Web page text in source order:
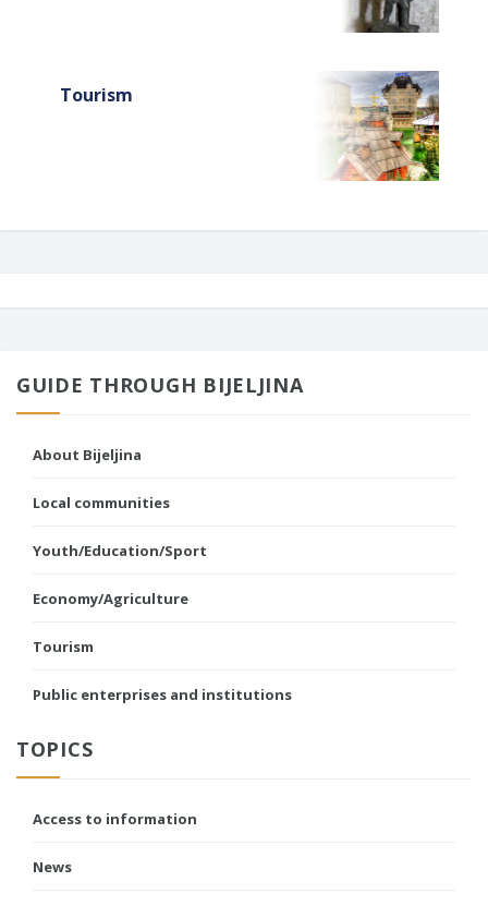
Tourism
GUIDE THROUGH BIJELJINA
About Bijeljina
Local communities
Youth/Education/Sport
Economy/Agriculture
Tourism
Public enterprises and institutions
TOPICS
Access to information
News